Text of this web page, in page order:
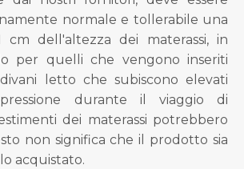
normale e tollerabile una
cm dell'altezza dei materassi, in
per quelli che vengono inseriti
letto che subiscono elevati
durante il viaggio di
dei materassi potrebbero
non significa che il prodotto sia
acquistato.